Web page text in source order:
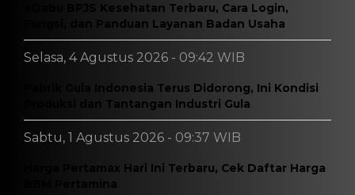
eDabu BPJS Kesehatan Terbaru, Cara Login,
Fungsi, dan Panduan Layanan Badan Usaha
Selasa, 4 Agustus 2026 - 09:42 WIB
Pabrik Gula Indonesia Terus Didorong, Ini Kondisi
Produksi dan Tantangan Industri Gula
Sabtu, 1 Agustus 2026 - 09:37 WIB
Harga Pertamax Hari Ini Terbaru, Cek Daftar Harga
BBM Pertamina